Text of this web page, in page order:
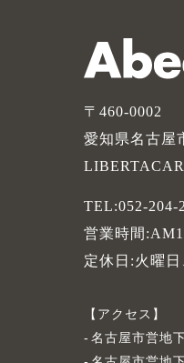
〒460-0002
愛知県名古屋
TEL:052-204-
営業時間
定休日:火曜日
アクセス
名古屋市営地